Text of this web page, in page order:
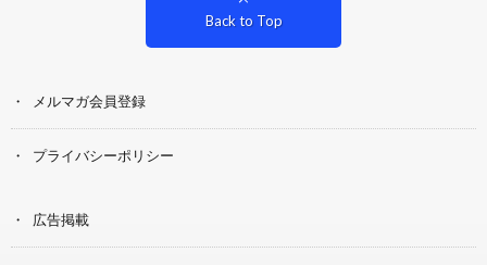
Back to Top
メルマガ会員登録
プライバシーポリシー
広告掲載